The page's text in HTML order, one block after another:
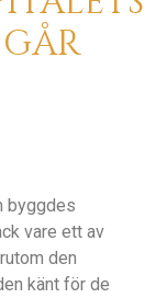
byggdes
vare ett av
den
känt för de